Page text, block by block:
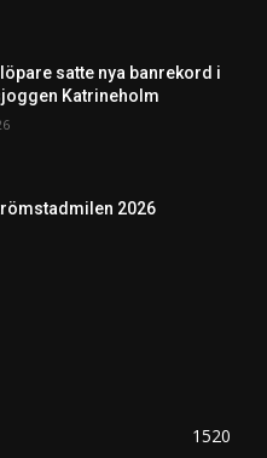
satte nya banrekord i
Katrineholm
2026
1520